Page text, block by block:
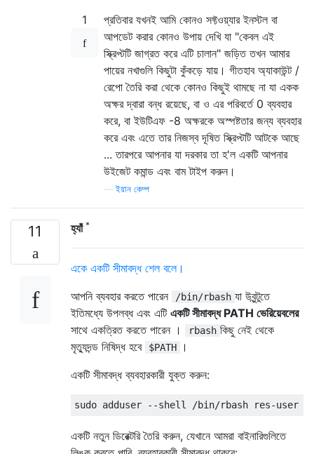
1
প্রতিবার যখনই আমি কোনও সফ্টওয়্যার ইনস্টল বা
আপডেট করার কোনও উপায় দেখি যা "কেবল এই
স্ক্রিপ্টটি জাগ্রত করে এটি চালান" জড়িত তখন আমার
পায়ের নখাগুলি কিছুটা কুঁকড়ে যায়। গীতহাব অ্যাকাউন্ট /
রেপো তৈরি করা থেকে কোনও কিছুই থামছে না যা একক
অক্ষর দ্বারা বন্ধ রয়েছে, বা ও এর পরিবর্তে 0 ব্যবহার
করে, বা ইউটিএফ -8 অক্ষরকে অস্পষ্টতার জন্য ব্যবহার
করে এবং এতে তার নিজস্ব দূষিত স্ক্রিপ্টটি আটকে আছে
... তারপরে আপনার যা দরকার তা হ'ল একটি আপনার
উইজেট কমান্ড এবং বাম টাইপ করুন।
—ইয়ান কেম্প
11 হ্যাঁ *
একে একটি সীমাবদ্ধ শেল বলে।
আপনি ব্যবহার করতে পারেন
/bin/rbash যা উবুন্টুতে
ইতিমধ্যে উপলব্ধ এবং এটি একটি সীমাবদ্ধ PATH ভেরিয়েবলের
সাথে একত্রিত করতে পারেন ।
rbash কিছু নেই থেকে
মৃত্যুদন্ড নিষিদ্ধ হবে
$PATH
।
একটি সীমাবদ্ধ ব্যবহারকারী যুক্ত করুন:
একটি নতুন ডিরেক্টরি তৈরি করুন, যেখানে আমরা বাইনারিগুলিতে